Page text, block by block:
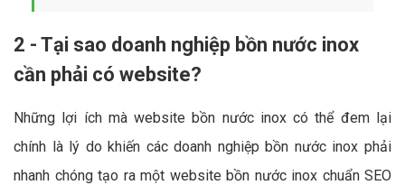
2 - Tại sao doanh nghiệp bồn nước inox
cần phải có website?
Những lợi ích mà website bồn nước inox có thể đem lại
chính là lý do khiến các doanh nghiệp bồn nước inox phải
nhanh chóng tạo ra một website bồn nước inox chuẩn SEO